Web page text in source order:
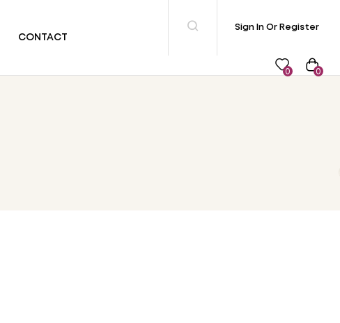
CONTACT
Sign In Or Register
0 0